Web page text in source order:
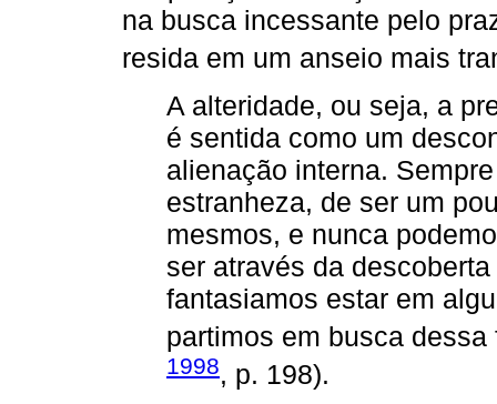
na busca incessante pelo
resida em um anseio mais
A alteridade, ou seja, a
é sentida como um
alienação interna.
estranheza, de ser um
mesmos, e nunca
ser através da
fantasiamos estar em
partimos em busca
1998, p. 198).